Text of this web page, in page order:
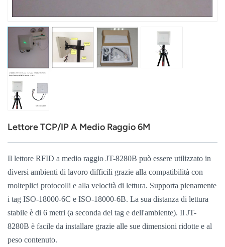
Türk
Ελληνικά
แบบไทย
Tiếng Việt
norsk
magyar
Lettore TCP/IP A Medio Raggio 6M
Il lettore RFID a medio raggio JT-8280B può essere utilizzato in
diversi ambienti di lavoro difficili grazie alla compatibilità con
molteplici protocolli e alla velocità di lettura. Supporta pienamente
i tag ISO-18000-6C e ISO-18000-6B. La sua distanza di lettura
stabile è di 6 metri (a seconda del tag e dell'ambiente). Il JT-
8280B è facile da installare grazie alle sue dimensioni ridotte e al
peso contenuto.